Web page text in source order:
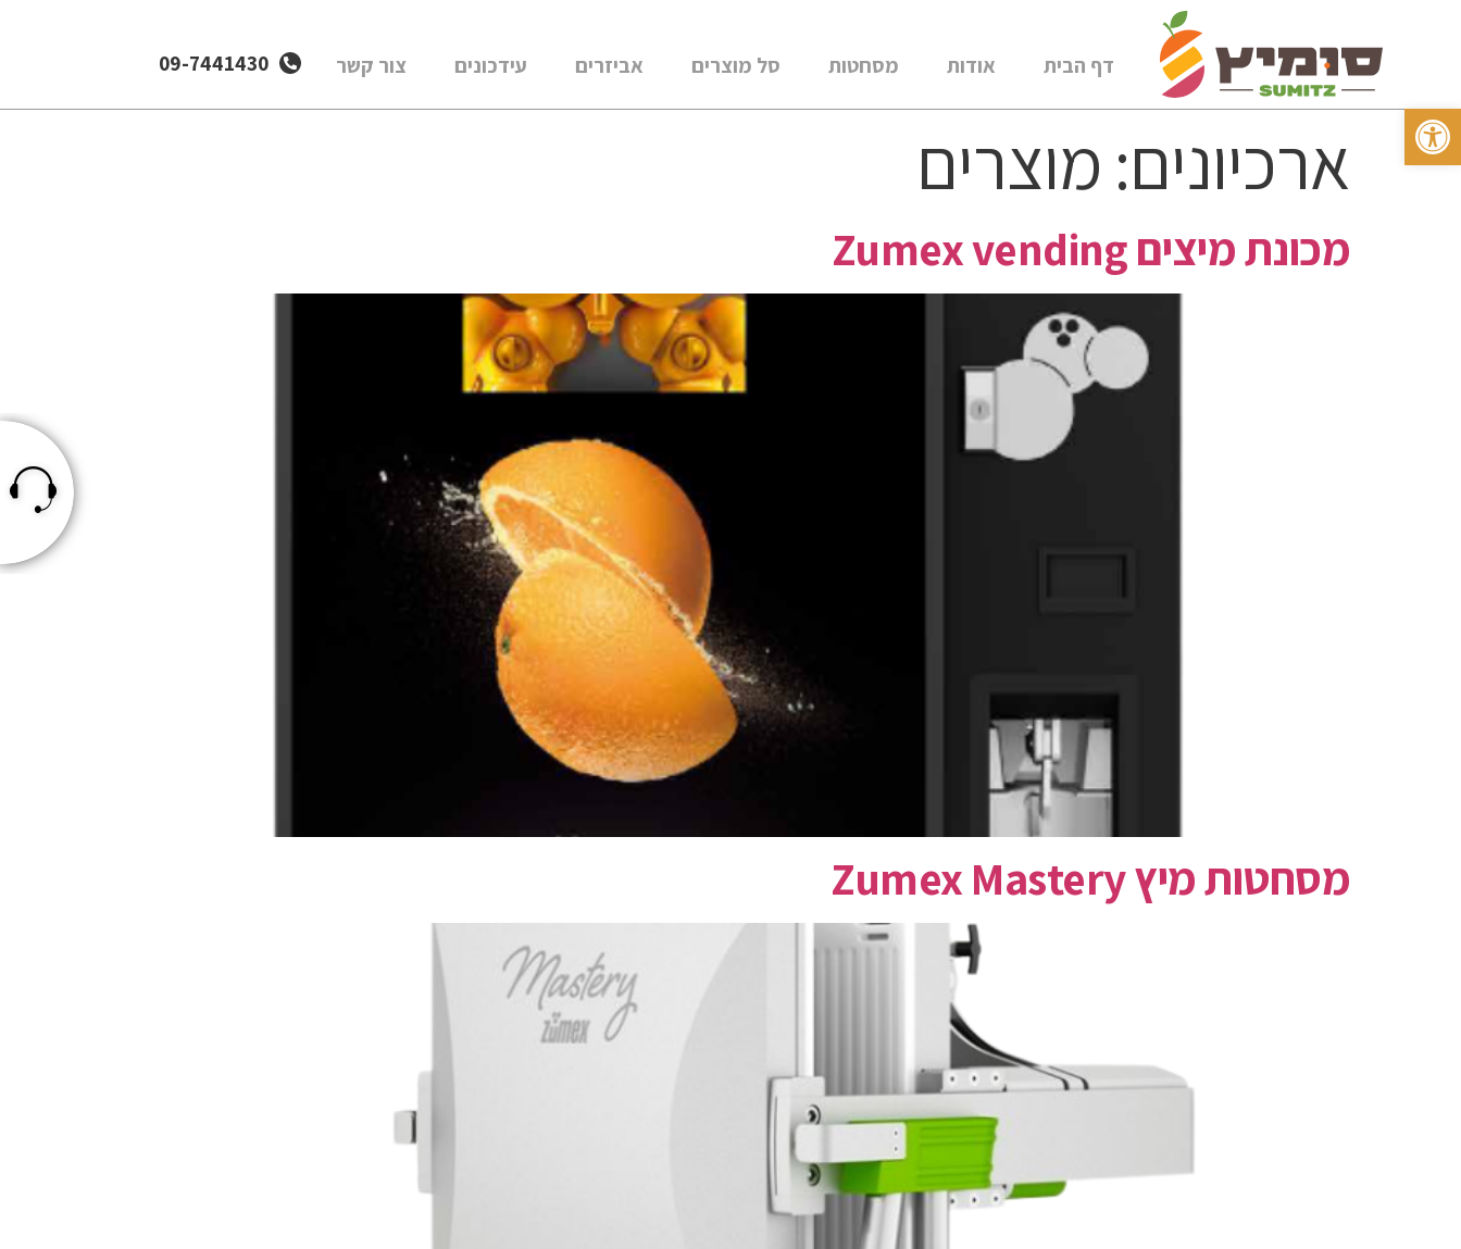
פתח סרגל נגישות
דף הבית אודות מסחטות סל מוצרים אביזרים עידכונים צור קשר 09-7441430
ארכיונים: מוצרים
מכונת מיצים Zumex vending
מסחטות מיץ Zumex Mastery